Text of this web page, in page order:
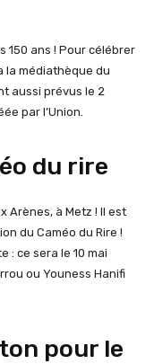
150 ans ! Pour célébrer
la médiathèque du
aussi prévus le 2
par l’Union.
du rire
Arènes, à Metz ! Il est
du Caméo du Rire !
: ce sera le 10 mai
ou Youness Hanifi
pour le